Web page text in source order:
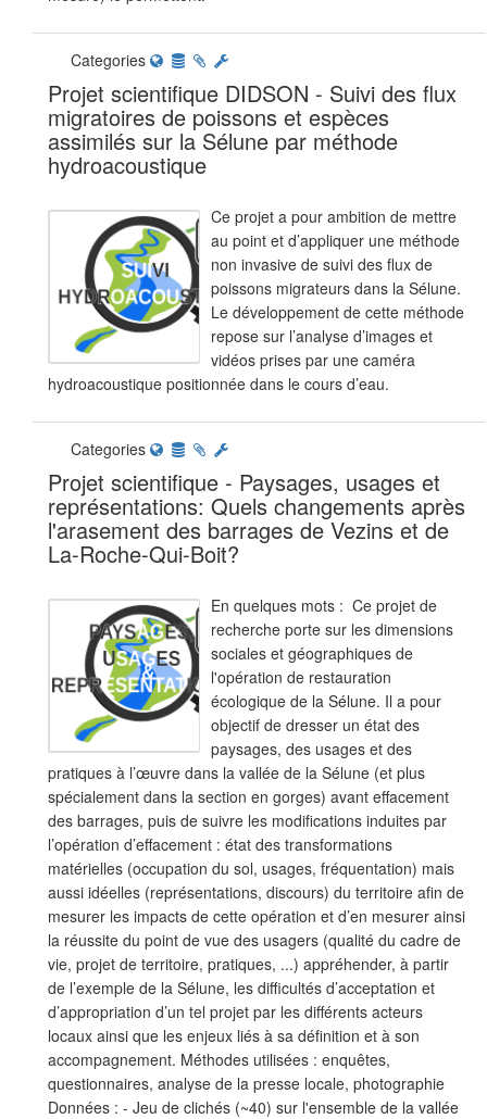
Categories
Projet scientifique DIDSON - Suivi des flux
migratoires de poissons et espèces
assimilés sur la Sélune par méthode
hydroacoustique
Ce projet a pour ambition de mettre
au point et d’appliquer une méthode
non invasive de suivi des flux de
poissons migrateurs dans la Sélune.
Le développement de cette méthode
repose sur l’analyse d’images et
vidéos prises par une caméra
hydroacoustique positionnée dans le cours d’eau.
Categories
Projet scientifique - Paysages, usages et
représentations: Quels changements après
l'arasement des barrages de Vezins et de
La-Roche-Qui-Boit?
En quelques mots : Ce projet de
recherche porte sur les dimensions
sociales et géographiques de
l'opération de restauration
écologique de la Sélune. Il a pour
objectif de dresser un état des
paysages, des usages et des
pratiques à l’œuvre dans la vallée de la Sélune (et plus
spécialement dans la section en gorges) avant effacement
des barrages, puis de suivre les modifications induites par
l’opération d’effacement : état des transformations
matérielles (occupation du sol, usages, fréquentation) mais
aussi idéelles (représentations, discours) du territoire afin de
mesurer les impacts de cette opération et d’en mesurer ainsi
la réussite du point de vue des usagers (qualité du cadre de
vie, projet de territoire, pratiques, ...) appréhender, à partir
de l’exemple de la Sélune, les difficultés d’acceptation et
d’appropriation d’un tel projet par les différents acteurs
locaux ainsi que les enjeux liés à sa définition et à son
accompagnement. Méthodes utilisées : enquêtes,
questionnaires, analyse de la presse locale, photographie
Données : - Jeu de clichés (~40) sur l'ensemble de la vallée